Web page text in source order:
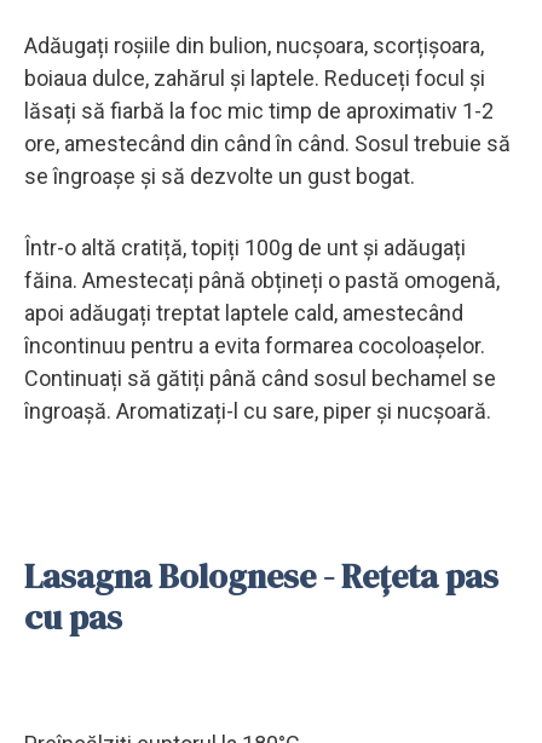
Adăugați roșiile din bulion, nucșoara, scorțișoara,
boiaua dulce, zahărul și laptele. Reduceți focul și
lăsați să fiarbă la foc mic timp de aproximativ 1-2
ore, amestecând din când în când. Sosul trebuie să
se îngroașe și să dezvolte un gust bogat.
Într-o altă cratiță, topiți 100g de unt și adăugați
făina. Amestecați până obțineți o pastă omogenă,
apoi adăugați treptat laptele cald, amestecând
încontinuu pentru a evita formarea cocoloașelor.
Continuați să gătiți până când sosul bechamel se
îngroașă. Aromatizați-l cu sare, piper și nucșoară.
Lasagna Bolognese - Rețeta pas
cu pas